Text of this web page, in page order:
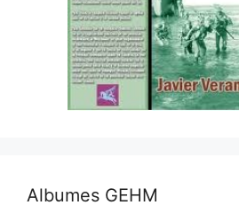
Albumes GEHM